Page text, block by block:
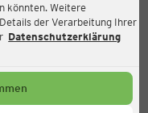
könnten. Weitere
der Verarbeitung Ihrer
Datenschutzerklärung